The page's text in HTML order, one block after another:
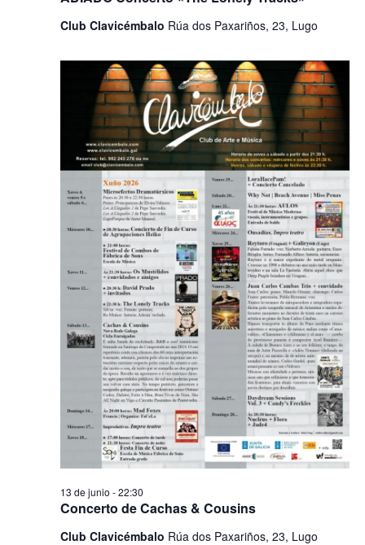
Club Clavicémbalo Rúa dos Paxariños, 23, Lugo
Concerto de Cachas & Cousins
13 de junio - 22:30
Club Clavicémbalo Rúa dos Paxariños, 23, Lugo